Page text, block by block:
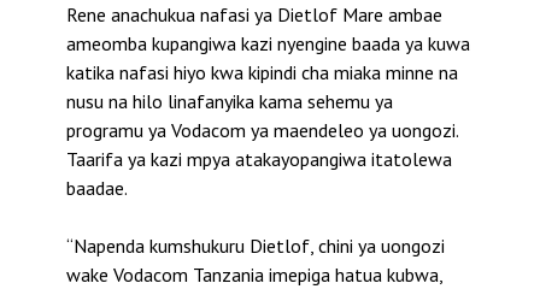
Rene anachukua nafasi ya Dietlof Mare ambae
ameomba kupangiwa kazi nyengine baada ya kuwa
katika nafasi hiyo kwa kipindi cha miaka minne na
nusu na hilo linafanyika kama sehemu ya
programu ya Vodacom ya maendeleo ya uongozi.
Taarifa ya kazi mpya atakayopangiwa itatolewa
baadae.
“Napenda kumshukuru Dietlof, chini ya uongozi
wake Vodacom Tanzania imepiga hatua kubwa,